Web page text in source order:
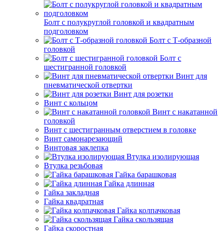
Болт с полукруглой головкой и квадратным
подголовком
Болт с Т-образной
головкой
Болт с
шестигранной головкой
Винт для
пневматической отвертки
Винт для розетки
Винт с кольцом
Винт с накатанной
головкой
Винт с шестигранным отверстием в головке
Винт самонарезающий
Винтовая заклепка
Втулка изолирующая
Втулка резьбовая
Гайка барашковая
Гайка длинная
Гайка закладная
Гайка квадратная
Гайка колпачковая
Гайка скользящая
Гайка скоростная